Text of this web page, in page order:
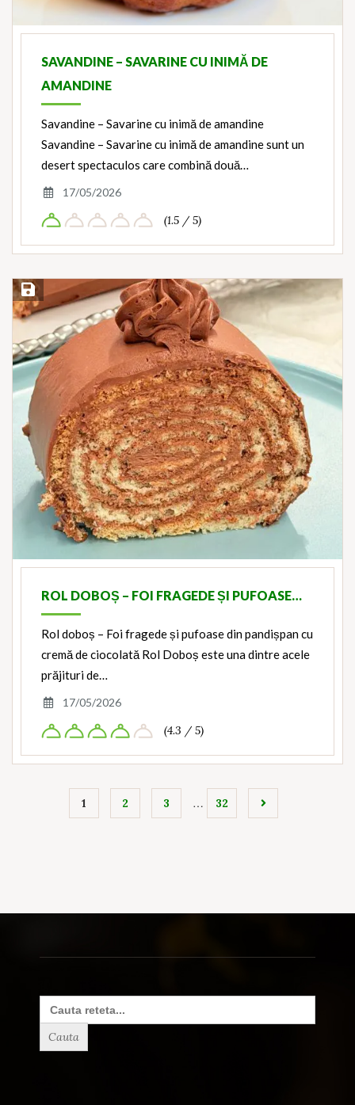
SAVANDINE – SAVARINE CU INIMĂ DE
AMANDINE
Savandine – Savarine cu inimă de amandine
Savandine – Savarine cu inimă de amandine sunt un
desert spectaculos care combină două…
17/05/2026
(1.5 / 5)
Save Recipe
ROL DOBOȘ – FOI FRAGEDE ȘI PUFOASE…
Rol doboș – Foi fragede și pufoase din pandișpan cu
cremă de ciocolată Rol Doboș este una dintre acele
prăjituri de…
17/05/2026
(4.3 / 5)
1 2 3 … 32
Search
for: